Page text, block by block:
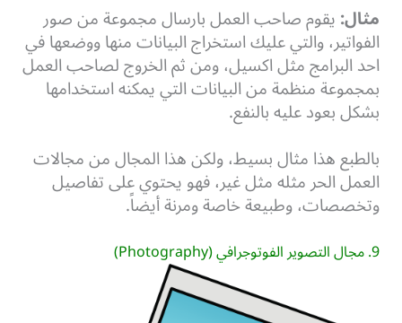
مثال:يقوم صاحب العمل بارسال مجموعة من صور
الفواتير، والتي عليك استخراج البيانات منها ووضعها في
احد البرامج مثل اكسيل، ومن ثم الخروج لصاحب العمل
بمجموعة منظمة من البيانات التي يمكنه استخدامها
بشكل بعود عليه بالنفع.
بالطبع هذا مثال بسيط، ولكن هذا المجال من مجالات
العمل الحر مثله مثل غير، فهو يحتوي على تفاصيل
وتخصصات، وطبيعة خاصة ومرنة أيضاً.
9. مجال التصوير الفوتوجرافي (Photography)